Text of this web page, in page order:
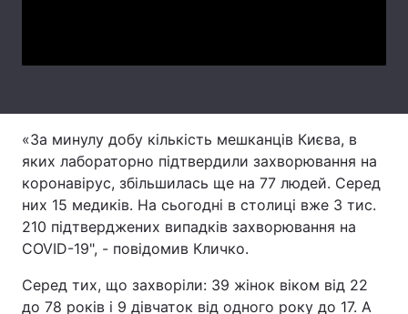
Контакти
Послуги
«За минулу добу кiлькiсть мешканців Києва, в
яких лабораторно підтвердили захворювання на
коронавірус, збiльшилась ще на 77 людей. Серед
них 15 медиків. На сьогодні в столиці вже 3 тис.
210 підтверджених випадків захворювання на
COVID-19", - повідомив Кличко.
Серед тих, що захворіли: 39 жінок віком від 22
до 78 рокiв і 9 дівчаток від одного року до 17. А